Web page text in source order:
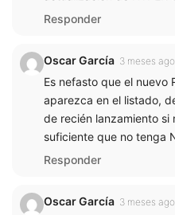
Responder
Oscar García 3 meses ago
Es nefasto que el nuevo
aparezca en el listado,
de recién lanzamiento si
suficiente que no tenga
Responder
Oscar García 3 meses ago